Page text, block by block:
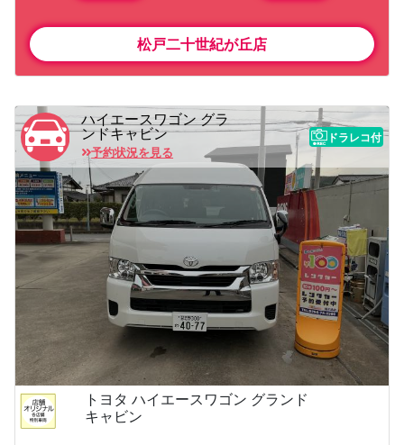
松戸二十世紀が丘店
ハイエースワゴン グラ
ンドキャビン
予約状況を見る
ドラレコ付
トヨタ ハイエースワゴン グランド
キャビン